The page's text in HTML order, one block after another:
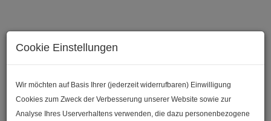
Beschreibung
Cookie Einstellungen
Wir möchten auf Basis Ihrer (jederzeit widerrufbaren) Einwilligung
Cookies zum Zweck der Verbesserung unserer Website sowie zur
Analyse Ihres Userverhaltens verwenden, die dazu personenbezogene